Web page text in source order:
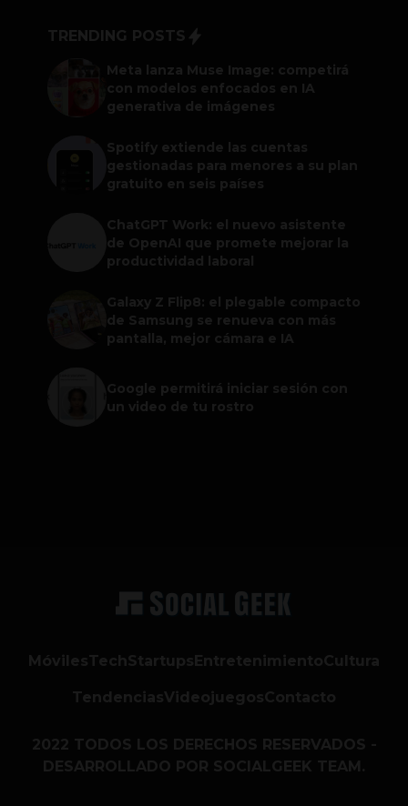
TRENDING POSTS
Meta lanza Muse Image: competirá
con modelos enfocados en IA
generativa de imágenes
Spotify extiende las cuentas
gestionadas para menores a su plan
gratuito en seis países
ChatGPT Work: el nuevo asistente
de OpenAI que promete mejorar la
productividad laboral
Galaxy Z Flip8: el plegable compacto
de Samsung se renueva con más
pantalla, mejor cámara e IA
Google permitirá iniciar sesión con
un video de tu rostro